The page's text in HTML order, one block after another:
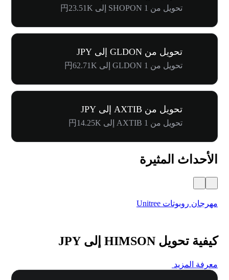
تحويل من 1 SHOPON إلى 円23.51K
تحويل من GLDON إلى JPY
تحويل من 1 GLDON إلى 円62.71K
تحويل من AXTIB إلى JPY
تحويل من 1 AXTIB إلى 円14.25K
الأحداث المثيرة
مهرجان روبوتات Unitree
كيفية تحويل HIMSON إلى JPY
معرفة المزيد